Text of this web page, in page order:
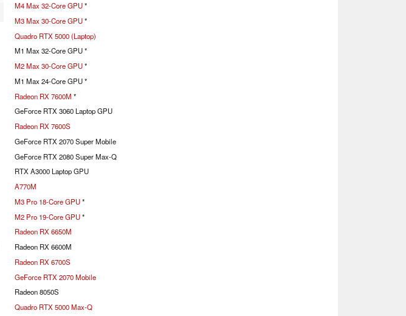
M4 Max 32-Core GPU*
M3 Max 30-Core GPU*
Quadro RTX 5000 (Laptop)
M1 Max 32-Core GPU *
M2 Max 30-Core GPU*
M1 Max 24-Core GPU *
Radeon RX 7600M *
GeForce RTX 3060 Laptop GPU
Radeon RX 7600S
GeForce RTX 2070 Super Mobile
GeForce RTX 2080 Super Max-Q
RTX A3000 Laptop GPU
A770M
M3 Pro 18-Core GPU*
M2 Pro 19-Core GPU*
Radeon RX 6650M
Radeon RX 6600M
Radeon RX 6700S
GeForce RTX 2070 Mobile
Radeon 8050S
Quadro RTX 5000 Max-Q